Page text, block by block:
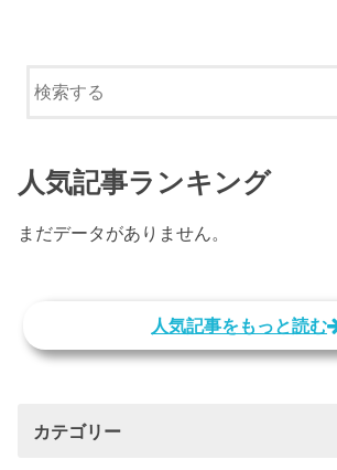
人気記事ランキング
まだデータがありません。
人気記事をもっと読む
カテゴリー